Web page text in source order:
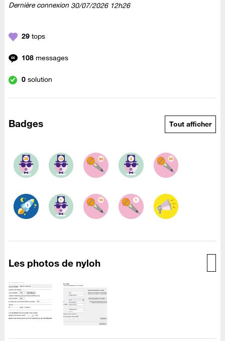
Dernière connexion ‎30/07/2026 12h26
29 tops
108 messages
0 solution
Badges Tout afficher
Les photos de nyloh